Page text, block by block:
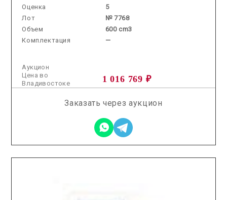
Оценка
5
Лот
№ 7768
Объем
600 cm3
Комплектация
—
Аукцион
1 016 769 ₽
Цена во
Владивостоке
Заказать через аукцион